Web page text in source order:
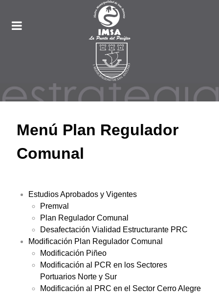
Menú Plan Regulador
Comunal
Estudios Aprobados y Vigentes
Premval
Plan Regulador Comunal
Desafectación Vialidad Estructurante PRC
Modificación Plan Regulador Comunal
Modificación Piñeo
Modificación al PCR en los Sectores
Portuarios Norte y Sur
Modificación al PRC en el Sector Cerro Alegre